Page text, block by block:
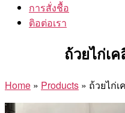
การสั่งชื้อ
ติอต่อเรา
ถ้วยไก่เ
Home » Products » ถ้วยไก่